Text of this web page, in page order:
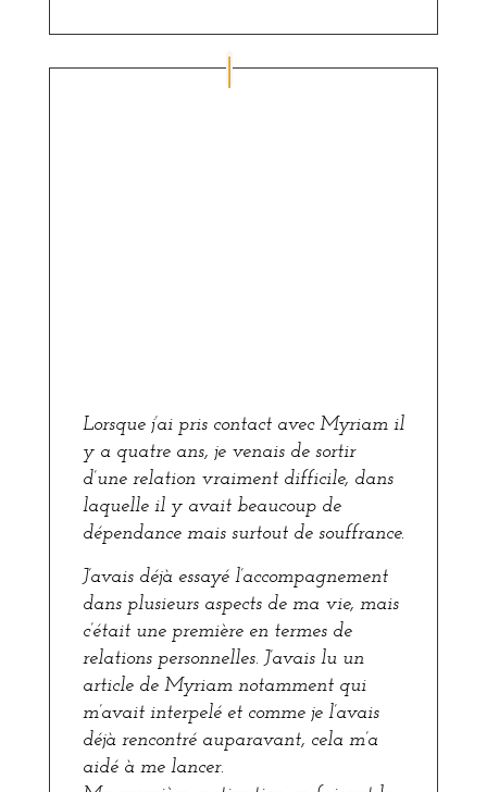
Lorsque j’ai pris contact avec Myriam il
y a quatre ans, je venais de sortir
d’une relation vraiment difficile, dans
laquelle il y avait beaucoup de
dépendance mais surtout de souffrance.
J’avais déjà essayé l’accompagnement
dans plusieurs aspects de ma vie, mais
c’était une première en termes de
relations personnelles. J’avais lu un
article de Myriam notamment qui
m’avait interpelé et comme je l’avais
déjà rencontré auparavant, cela m’a
aidé à me lancer.